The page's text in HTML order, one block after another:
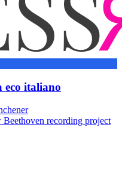
eco italiano
recording project